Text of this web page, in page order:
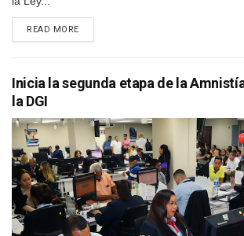
READ MOREDETAILS
Inicia la segunda etapa de la
la DGI